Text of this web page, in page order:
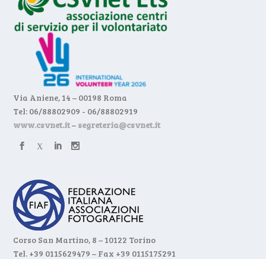
Via Aniene, 14 – 00198 Roma
Tel: 06/88802909 - 06/88802919
www.csvnet.it– segreteria@csvnet.it
Corso San Martino, 8 – 10122 Torino
Tel. +39 0115629479 – Fax +39 0115175291